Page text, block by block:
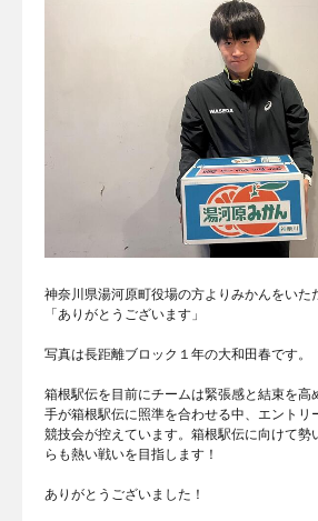
神奈川県湯河原町役場の方よりみかんをいた
「ありがとうございます」
写真は長距離ブロック１年の大和田春です。
箱根駅伝を目前にチームは緊張感と結束を高
手が箱根駅伝に照準を合わせる中、エントリ
競技会が控えています。箱根駅伝に向けて勢
らも熱い戦いを目指します！
ありがとうございました！